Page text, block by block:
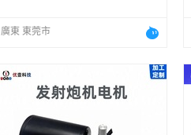
廣東 東莞市